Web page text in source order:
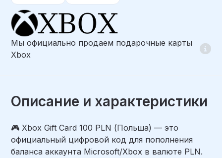
Мы официально продаем подарочные карты
Xbox
Описание и характеристики
🎮 Xbox Gift Card 100 PLN (Польша) — это
официальный цифровой код для пополнения
баланса аккаунта Microsoft/Xbox в валюте PLN.